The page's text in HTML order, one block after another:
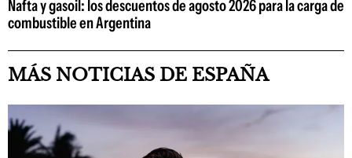
Nafta y gasoil: los descuentos de agosto 2026 para la carga de
combustible en Argentina
MÁS NOTICIAS DE ESPAÑA